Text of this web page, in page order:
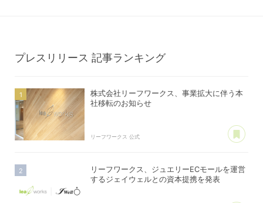
プレスリリース 記事ランキング
株式会社リーフワークス、事業拡大に伴う本
社移転のお知らせ
リーフワークス 公式
リーフワークス、ジュエリーECモールを運営
するジェイウェルとの資本提携を発表